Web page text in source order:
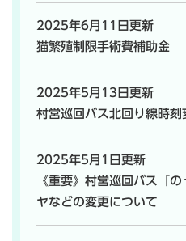
2025年6月11日更新
猫繁殖制限手術費補助金
2025年5月13日更新
村営巡回バス北回り線時刻
2025年5月1日更新
《重要》村営巡回バス「
ヤなどの変更について